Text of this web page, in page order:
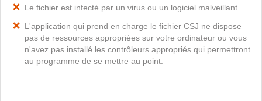
Le fichier est infecté par un virus ou un logiciel malveillant
L'application qui prend en charge le fichier CSJ ne dispose
pas de ressources appropriées sur votre ordinateur ou vous
n'avez pas installé les contrôleurs appropriés qui permettront
au programme de se mettre au point.